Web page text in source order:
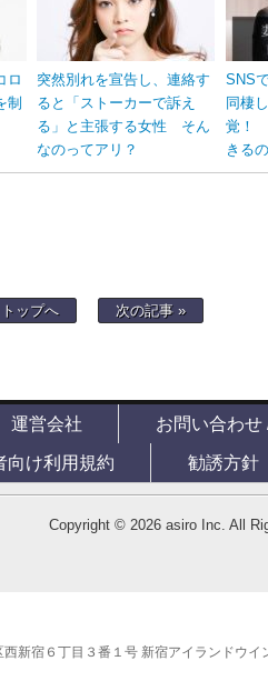
ロ
制
突然別れを宣告し、連絡す
ると「ストーカーで訴え
る」と主張する女性 そん
なのってアリ？
SNS
同棲
覚！
きる
トップへ 次の記事 »
運営会社 お問い合わせ
向け利用規約 勧誘方針
Copyright © 2026 asiro Inc. All
新宿６丁目３番１号 新宿アイランドウ